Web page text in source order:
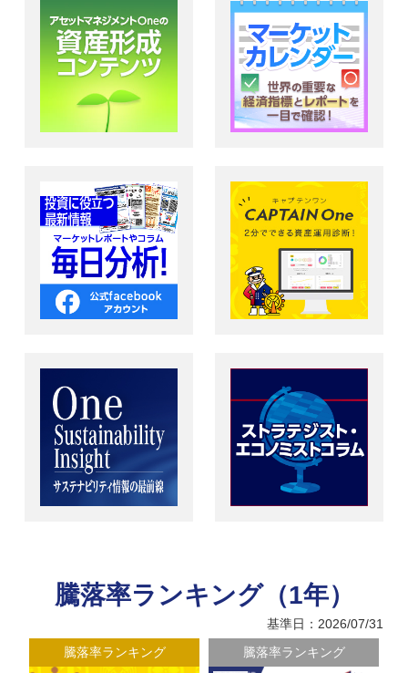
騰落率ランキング（1年）
基準日：2026/07/31
騰落率ランキング
騰落率ランキング